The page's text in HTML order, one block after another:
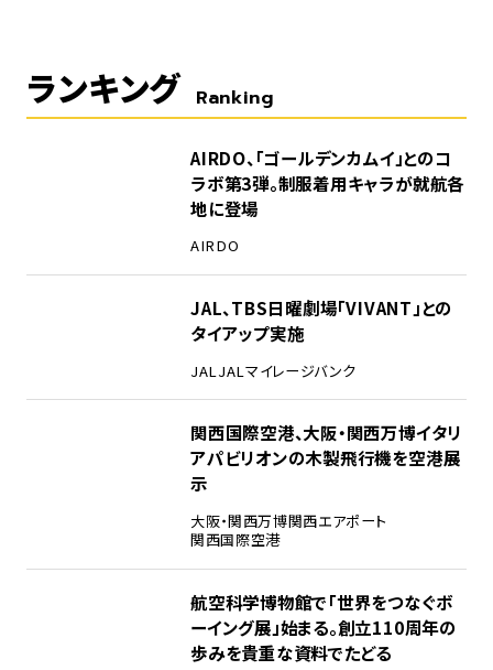
ランキング Ranking
AIRDO、「ゴールデンカムイ」とのコ
ラボ第3弾。制服着用キャラが就航各
地に登場
AIRDO
JAL、TBS日曜劇場「VIVANT」との
タイアップ実施
JAL JALマイレージバンク
関西国際空港、大阪・関西万博イタリ
アパビリオンの木製飛行機を空港展
示
大阪・関西万博関西エアポート
関西国際空港
航空科学博物館で「世界をつなぐボ
ーイング展」始まる。創立110周年の
歩みを貴重な資料でたどる